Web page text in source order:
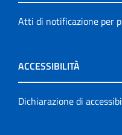
Atti di notificazione per
ACCESSIBILITÀ
Dichiarazione di